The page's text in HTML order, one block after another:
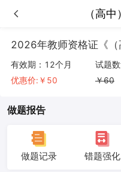
（高
（高中）体育与健康
2026年教师资格证《
有效期： 12个月
优惠价:￥ 50
试题数
￥60
做题报告
做题记录 错题强化